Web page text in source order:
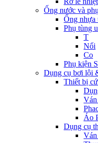
Ống nước và
Ống nhựa
Phụ tùng
T
Nối
Co
Phụ kiện
Dụng cụ bơi lội
Thiết bị
Áo
Dụng cụ